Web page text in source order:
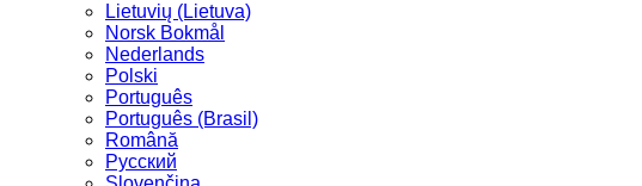
Lietuvių (Lietuva)
‪Norsk Bokmål‬
Nederlands
Polski
Português
Português (Brasil)
Română
Русский